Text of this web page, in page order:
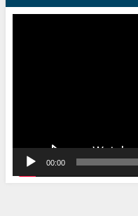
00:00